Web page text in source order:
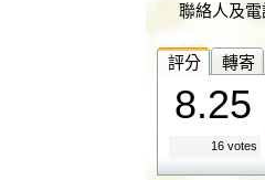
聯絡人及
評分 轉寄
8.25
16 votes